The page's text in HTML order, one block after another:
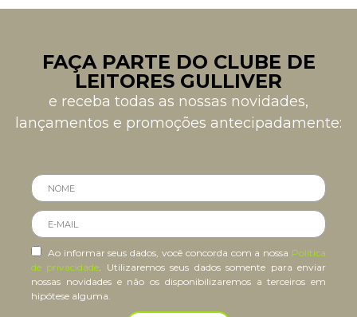
FAÇA PARTE DO CLUBE DE
LEITORES GULLIVER
e receba todas as nossas novidades,
lançamentos e promoções antecipadamente:
Ao informar seus dados, você concorda com a nossa Política
de privacidade. Utilizaremos seus dados somente para enviar
nossas novidades e não os disponibilizaremos a terceiros em
hipótese alguma.